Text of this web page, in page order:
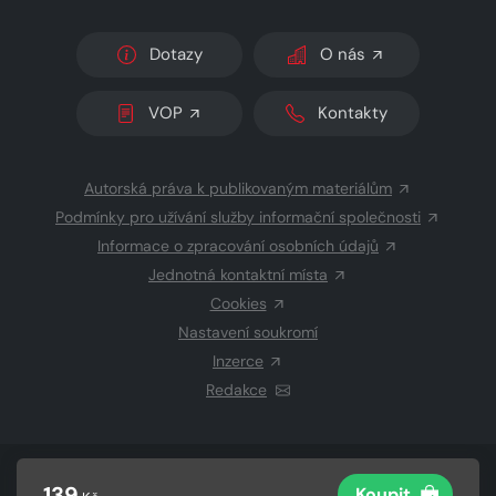
Dotazy O nás
VOP Kontakty
Autorská práva k publikovaným materiálům
Podmínky pro užívání služby informační společnosti
Informace o zpracování osobních údajů
Jednotná kontaktní místa
Cookies
Nastavení soukromí
Inzerce
Redakce
CZECH NEWS CENTER a.s.a dodavatelé